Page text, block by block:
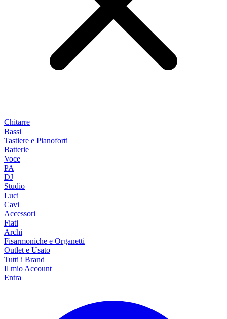
Chitarre
Bassi
Tastiere e Pianoforti
Batterie
Voce
PA
DJ
Studio
Luci
Cavi
Accessori
Fiati
Archi
Fisarmoniche e Organetti
Outlet e Usato
Tutti i Brand
Il mio Account
Entra